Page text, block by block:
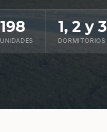
198
UNIDADES
1, 2 y 3
DORMITORIOS